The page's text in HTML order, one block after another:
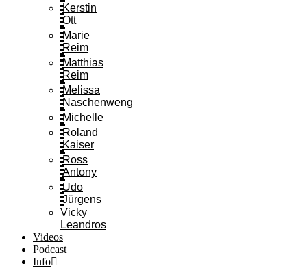
Kerstin
Ott
Marie
Reim
Matthias
Reim
Melissa
Naschenweng
Michelle
Roland
Kaiser
Ross
Antony
Udo
Jürgens
Vicky
Leandros
Videos
Podcast
Info